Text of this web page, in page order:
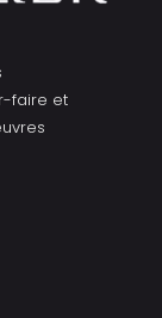
faire et